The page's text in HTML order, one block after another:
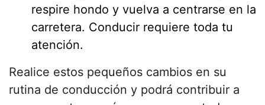
respire hondo y vuelva a centrarse en la
carretera. Conducir requiere toda tu
atención.
Realice estos pequeños cambios en su
rutina de conducción y podrá contribuir a